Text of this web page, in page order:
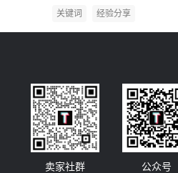
关键词 经验分享
卖家社群
公众号